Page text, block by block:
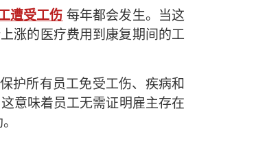
遭受工伤 每年都会发生。当这
涨的医疗费用到康复期间的工
护所有员工免受工伤、疾病和
意味着员工无需证明雇主存在